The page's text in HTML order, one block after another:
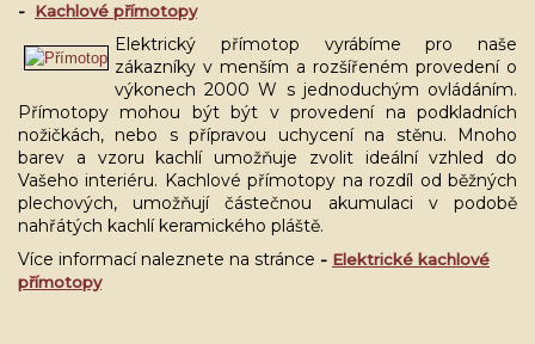
- Kachlové přímotopy
Elektrický přímotop vyrábíme pro naše
zákazníky v menším a rozšířeném provedení o
výkonech 2000 W s jednoduchým ovládáním.
Přímotopy mohou být být v provedení na podkladních
nožičkách, nebo s přípravou uchycení na stěnu. Mnoho
barev a vzoru kachlí umožňuje zvolit ideální vzhled do
Vašeho interiéru. Kachlové přímotopy na rozdíl od běžných
plechových, umožňují částečnou akumulaci v podobě
nahřátých kachlí keramického pláště.
Více informací naleznete na stránce - Elektrické kachlové
přímotopy